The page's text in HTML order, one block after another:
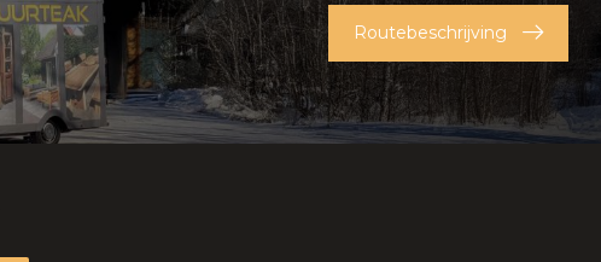
Routebeschrijving